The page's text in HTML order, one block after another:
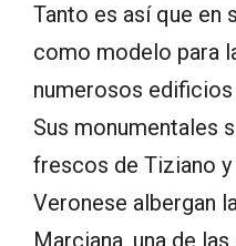
Tanto es así que en
como modelo para
numerosos edificios
Sus monumentales
frescos de Tiziano
Veronese albergan